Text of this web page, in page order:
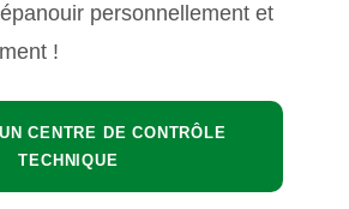
personnellement et
!
CENTRE DE CONTRÔLE
TECHNIQUE